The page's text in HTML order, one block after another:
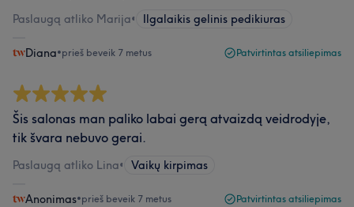
Paslaugą atliko Marija• Ilgalaikis gelinis pedikiuras
Diana•prieš beveik 7 metus Patvirtintas atsiliepimas
Šis salonas man paliko labai gerą atvaizdą veidrodyje,
tik švara nebuvo gerai.
Paslaugą atliko Lina• Vaikų kirpimas
Anonimas•prieš beveik 7 metus Patvirtintas atsiliepimas